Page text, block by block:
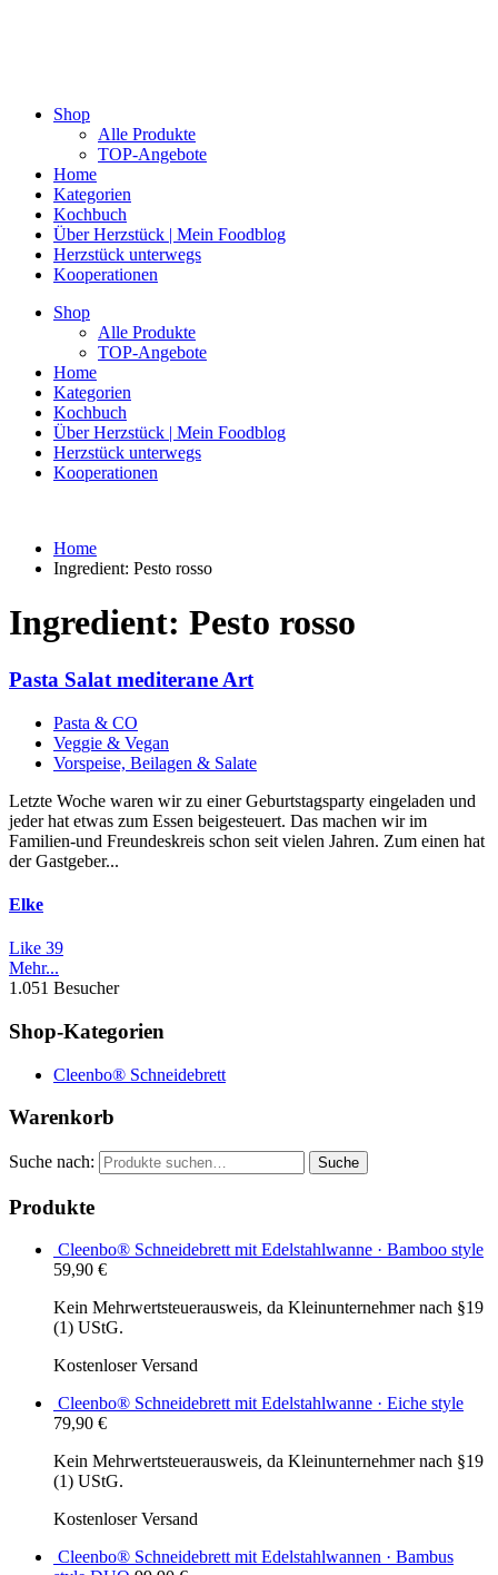
Shop
Alle Produkte
TOP-Angebote
Home
Kategorien
Kochbuch
Über Herzstück | Mein Foodblog
Herzstück unterwegs
Kooperationen
Shop
Alle Produkte
TOP-Angebote
Home
Kategorien
Kochbuch
Über Herzstück | Mein Foodblog
Herzstück unterwegs
Kooperationen
Home
Ingredient: Pesto rosso
Ingredient: Pesto rosso
Pasta Salat mediterane Art
Pasta & CO
Veggie & Vegan
Vorspeise, Beilagen & Salate
Letzte Woche waren wir zu einer Geburtstagsparty eingeladen und
jeder hat etwas zum Essen beigesteuert. Das machen wir im
Familien-und Freundeskreis schon seit vielen Jahren. Zum einen hat
der Gastgeber...
Elke
Like 39
Mehr...
1.051 Besucher
Shop-Kategorien
Cleenbo® Schneidebrett
Warenkorb
Suche nach: Suche
Produkte
Cleenbo® Schneidebrett mit Edelstahlwanne · Bamboo style
59,90 €
Kein Mehrwertsteuerausweis, da Kleinunternehmer nach §19
(1) UStG.
Kostenloser Versand
Cleenbo® Schneidebrett mit Edelstahlwanne · Eiche style
79,90 €
Kein Mehrwertsteuerausweis, da Kleinunternehmer nach §19
(1) UStG.
Kostenloser Versand
Cleenbo® Schneidebrett mit Edelstahlwannen · Bambus